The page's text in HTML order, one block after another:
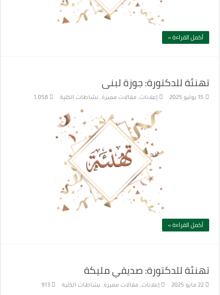
أكمل القراءة »
تهنئة للدكتورة: جوزة لبنى
15 يوليو 2025 إعلانات, مقالات مميزة, نشاطات الكلية 1,058
أكمل القراءة »
تهنئة للدكتورة: صديقي مليكة
22 مايو 2025 إعلانات, مقالات مميزة, نشاطات الكلية 913